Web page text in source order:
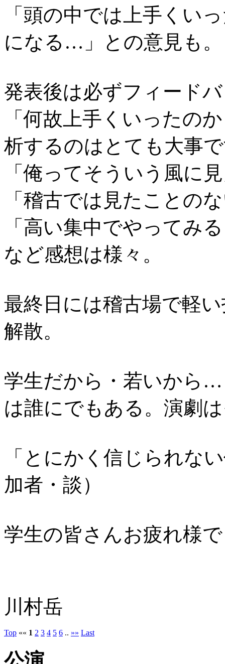
「頭の中では上手くい
になる…」との意見も。
発表後は必ずフィード
「何故上手くいったの
析するのはとても大事
「俺ってそういう風に
「稽古では見たことの
「高い集中でやってみ
など感想は様々。
最終日には稽古場で軽
解散。
学生だから・若いから
は誰にでもある。演劇
「とにかく信じられな
加者・談）
学生の皆さんお疲れ様
川村岳
Top «« 1 2 3 4 5 6 .. »» Last